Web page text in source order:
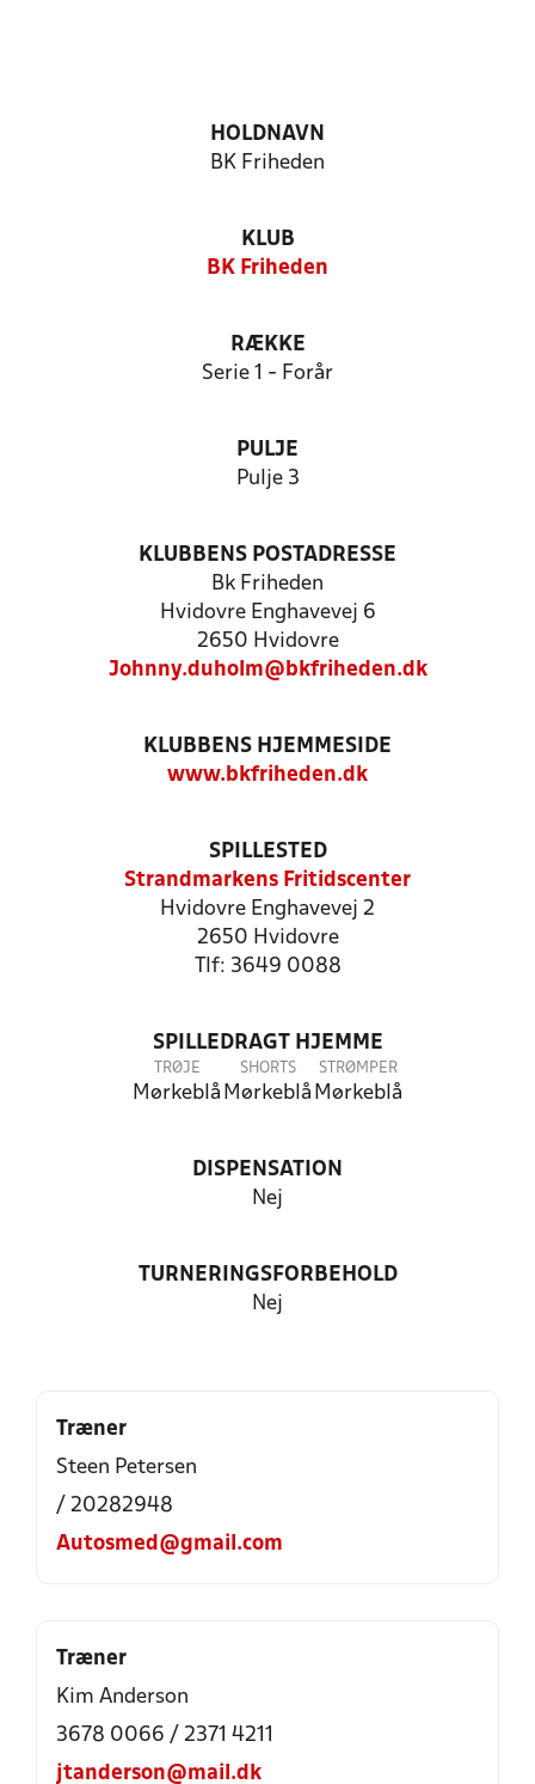
HOLDNAVN
BK Friheden
KLUB
BK Friheden
RÆKKE
Serie 1 - Forår
PULJE
Pulje 3
KLUBBENS POSTADRESSE
Bk Friheden
Hvidovre Enghavevej 6
2650 Hvidovre
Johnny.duholm@bkfriheden.dk
KLUBBENS HJEMMESIDE
www.bkfriheden.dk
SPILLESTED
Strandmarkens Fritidscenter
Hvidovre Enghavevej 2
2650 Hvidovre
Tlf: 3649 0088
SPILLEDRAGT HJEMME
TRØJE
Mørkeblå
SHORTS
Mørkeblå
STRØMPER
Mørkeblå
DISPENSATION
Nej
TURNERINGSFORBEHOLD
Nej
Træner
Steen Petersen
/ 20282948
Autosmed@gmail.com
Træner
Kim Anderson
3678 0066 / 2371 4211
jtanderson@mail.dk